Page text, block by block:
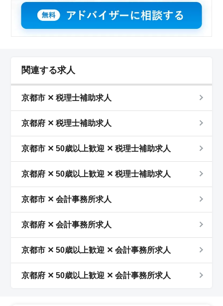
関連する求人
京都市 ✕ 税理士補助求人
京都府 ✕ 税理士補助求人
京都市 ✕ 50歳以上歓迎 ✕ 税理士補助求人
京都府 ✕ 50歳以上歓迎 ✕ 税理士補助求人
京都市 ✕ 会計事務所求人
京都府 ✕ 会計事務所求人
京都市 ✕ 50歳以上歓迎 ✕ 会計事務所求人
京都府 ✕ 50歳以上歓迎 ✕ 会計事務所求人